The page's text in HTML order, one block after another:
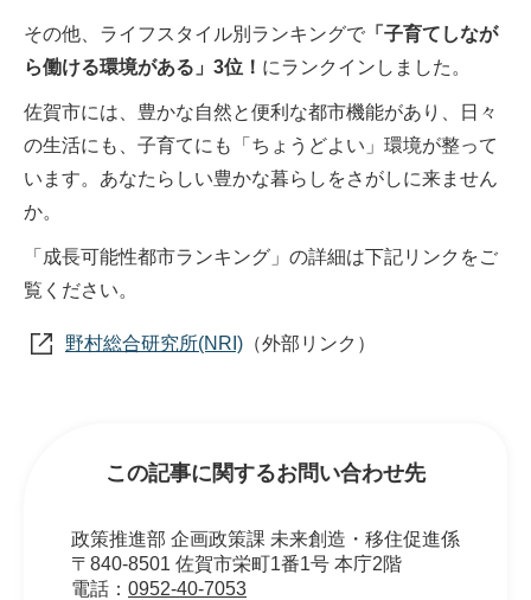
その他、ライフスタイル別ランキングで 「子育てしなが
ら働ける環境がある」3位！ にランクインしました。
佐賀市には、豊かな自然と便利な都市機能があり、日々
の生活にも、子育てにも「ちょうどよい」環境が整って
います。あなたらしい豊かな暮らしをさがしに来ません
か。
「成長可能性都市ランキング」の詳細は下記リンクをご
覧ください。
野村総合研究所(NRI) （外部リンク）
この記事に関するお問い合わせ先
政策推進部 企画政策課 未来創造・移住促進係
〒840-8501 佐賀市栄町1番1号 本庁2階
電話： 0952-40-7053